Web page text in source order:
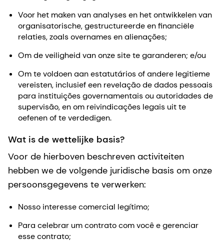
Voor het maken van analyses en het ontwikkelen van
organisatorische, gestructureerde en financiële
relaties, zoals overnames en alienações;
Om de veiligheid van onze site te garanderen; e/ou
Om te voldoen aan estatutários of andere legitieme
vereisten, inclusief een revelação de dados pessoais
para instituições governamentais ou autoridades de
supervisão, en om reivindicações legais uit te
oefenen of te verdedigen.
Wat is de wettelijke basis?
Voor de hierboven beschreven activiteiten
hebben we de volgende juridische basis om onze
persoonsgegevens te verwerken:
Nosso interesse comercial legítimo;
Para celebrar um contrato com você e gerenciar
esse contrato;